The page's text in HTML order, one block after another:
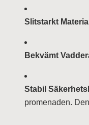
Slitstarkt
Bekvämt
Stabil
promenaden.